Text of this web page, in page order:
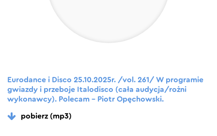
Eurodance i Disco 25.10.2025r. /vol. 261/ W programie
gwiazdy i przeboje Italodisco (cała audycja/rożni
wykonawcy). Polecam – Piotr Opęchowski.
pobierz (mp3)